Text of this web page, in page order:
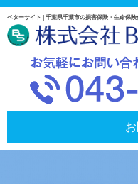
ベターサイト | 千葉県千葉市の損害保険・生命保険